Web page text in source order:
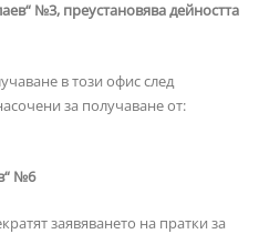
№3, преустановява дейността
в този офис след
за получаване от:
№6
заявяването на пратки за